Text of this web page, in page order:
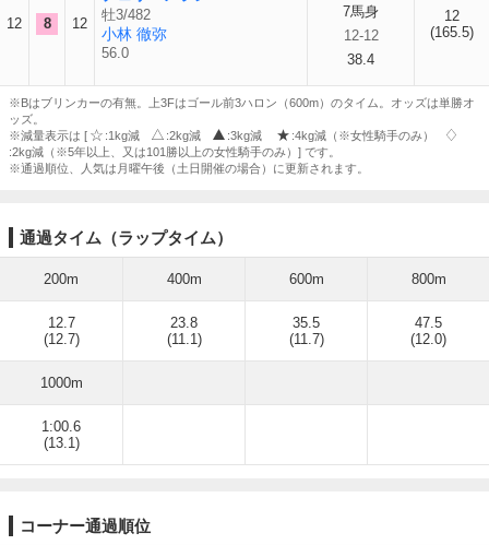
12 8 12
牡3/482
小林 徹弥
56.0
7馬身
12-12
38.4
12
(165.5)
※Bはブリンカーの有無。上3Fはゴール前3ハロン（600m）のタイム。オッズは単勝オ
ッズ。
※減量表示は [
:1kg減 :2kg減 :3kg減
:4kg減（※女性騎手のみ）
:2kg減（※5年以上、又は101勝以上の女性騎手のみ）] です。
※通過順位、人気は月曜午後（土日開催の場合）に更新されます。
通過タイム（ラップタイム）
200m 400m 600m 800m
12.7
(12.7)
23.8
(11.1)
35.5
(11.7)
47.5
(12.0)
1000m
1:00.6
(13.1)
コーナー通過順位